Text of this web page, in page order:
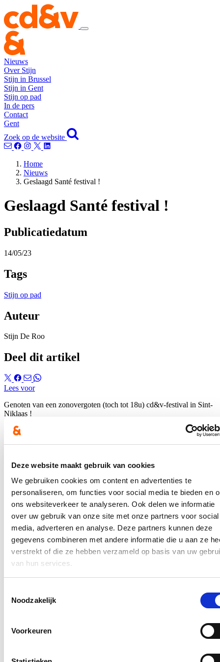
Deze website maakt gebruik van cookies
We gebruiken cookies om content en advertenties te
personaliseren, om functies voor social media te bieden en
ons websiteverkeer te analyseren. Ook delen we informatie
over uw gebruik van onze site met onze partners voor social
media, adverteren en analyse. Deze partners kunnen deze
gegevens combineren met andere informatie die u aan ze
verstrekt of die ze hebben verzameld op basis van uw
van hun services.
Noodzakelijk
Voorkeuren
Nieuws
Over Stijn
Stijn in Brussel
Stijn in Gent
Stijn op pad
In de pers
Contact
Gent
Zoek op de website
Home
Nieuws
Geslaagd Santé festival !
Geslaagd Santé festival !
Publicatiedatum
14/05/23
Tags
Stijn op pad
Auteur
Stijn De Roo
Deel dit artikel
Lees voor
Genoten van een zonovergoten (toch tot 18u) cd&v-festival in Sint-
Niklaas !
Nieuws
Interesse in landbouw neemt toe: meer deelnemers
aan landbouwopleidingen
22/07/26
De belangstelling om een landbouwbedrijf op te starten of over te
nemen zit in de lift. Dat blijkt uit recente cijfers die Vlaams
volksvertegenwoordiger Stijn De Roo (cd&v) opvroeg bij Vlaams
Brussel
Landbouw
20/07/26